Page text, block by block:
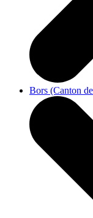
Bors (Canton